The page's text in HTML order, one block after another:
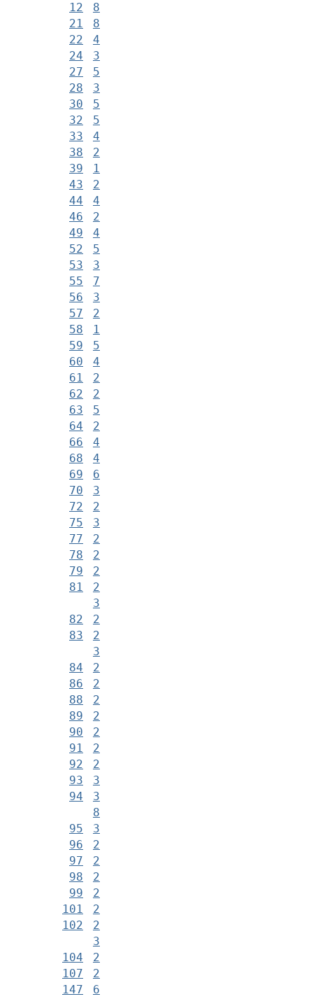
12
8
21
8
22
4
24
3
27
5
28
3
30
5
32
5
33
4
38
2
39
1
43
2
44
4
46
2
49
4
52
5
53
3
55
7
56
3
57
2
58
1
59
5
60
4
61
2
62
2
63
5
64
2
66
4
68
4
69
6
70
3
72
2
75
3
77
2
78
2
79
2
81
2
3
82
2
83
2
3
84
2
86
2
88
2
89
2
90
2
91
2
92
2
93
3
94
3
8
95
3
96
2
97
2
98
2
99
2
101
2
102
2
3
104
2
107
2
147
6